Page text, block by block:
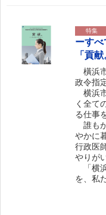
特集
ーす
「貢
橫浜
政令指
横浜
く全て
る仕事
誰も
やかに
行政医
やりが
「横
を、私